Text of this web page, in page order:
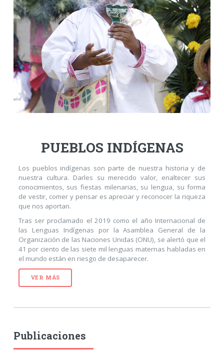
Visitantes
PUEBLOS INDÍGENAS
Los pueblos indígenas son parte de nuestra historia y de
nuestra cultura. Darles su merecido valor, enaltecer sus
conocimientos, sus fiestas milenarias, su lengua, su forma
de vestir, comer y pensar es apreciar y reconocer la riqueza
que nos aportan.
Tras ser proclamado el 2019 como el año Internacional de
las Lenguas Indígenas por la Asamblea General de la
Organización de las Naciones Unidas (ONU), se alertó que el
41 por ciento de las siete mil lenguas maternas habladas en
el mundo están en riesgo de desaparecer.
VER MÁS
Publicaciones